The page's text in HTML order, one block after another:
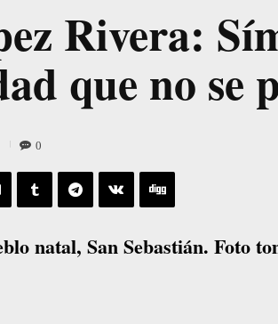
Rivera:
que no se
0
natal, San Sebastián. Foto